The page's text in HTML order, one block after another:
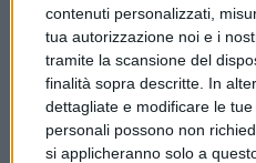
contenuti personalizzati,
tua autorizzazione noi e i
tramite la scansione del
finalità sopra descritte. In
dettagliate e modificare le
personali possono non
si applicheranno solo a